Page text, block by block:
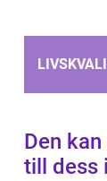
Den
till dess